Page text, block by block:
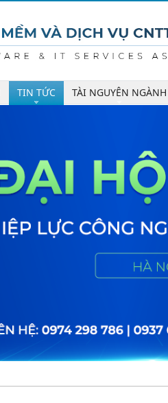
TIN TỨC TÀI NGUYÊN NGÀNH